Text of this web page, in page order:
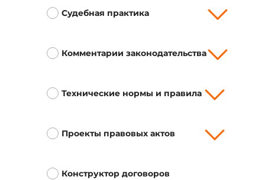
Судебная практика
Комментарии законодательства
Технические нормы и правила
Проекты правовых актов
Конструктор договоров